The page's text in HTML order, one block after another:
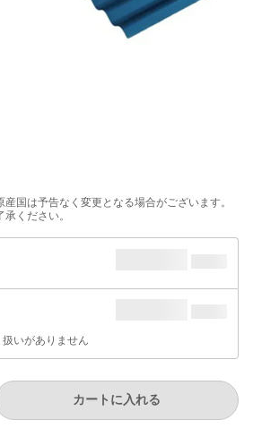
国は予告なく変更となる場合がございます。
ください。
いがありません
カートに入れる